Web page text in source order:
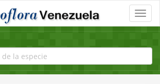
Toggle